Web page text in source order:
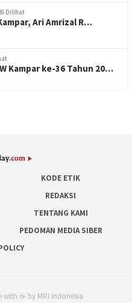
Dilihat
Ari Amrizal R…
Kampar ke-36 Tahun 20…
KODE ETIK
REDAKSI
TENTANG KAMI
PEDOMAN MEDIA SIBER
☕ by MRI Indonesia